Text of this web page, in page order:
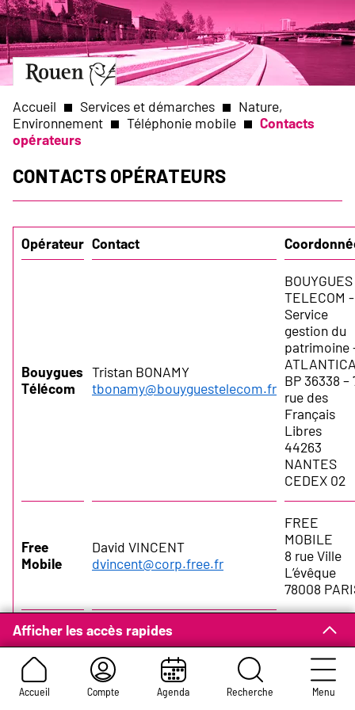
Aller
au
contenu
principal
Aller
à
page
d’accueil
Slide
1
of
1
Accueil Compte Agenda Recherche Menu
Fil
d'Ariane
Accueil Services et démarches
Nature,
Environnement
Téléphonie mobile
Contacts
opérateurs
Contacts opérateurs
Afficher les accès rapides
Opérateur Contact
Bouygues
Télécom
Tristan BONAMY
tbonamy@bouyguestelecom.fr
BOUYGUES
TELECOM -
Service
gestion du
patrimoine
BP 36338 –
rue des
Français
Libres
44263
NANTES
CEDEX 02
Free
Mobile
David VINCENT
dvincent@corp.free.fr
FREE
MOBILE
8 rue Ville
L’évêque
78008
Orange
ORANGE France - UPR Nord
Est
73 rue de la Cimaise
59650 VILLENEUVE D’ASCQ